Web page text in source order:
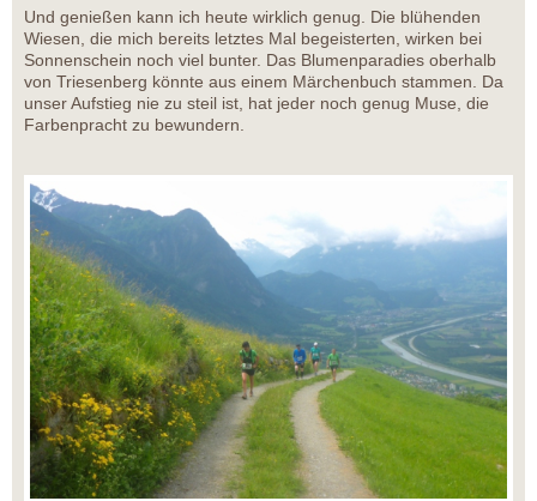
Und genießen kann ich heute wirklich genug. Die blühenden
Wiesen, die mich bereits letztes Mal begeisterten, wirken bei
Sonnenschein noch viel bunter. Das Blumenparadies oberhalb
von Triesenberg könnte aus einem Märchenbuch stammen. Da
unser Aufstieg nie zu steil ist, hat jeder noch genug Muse, die
Farbenpracht zu bewundern.